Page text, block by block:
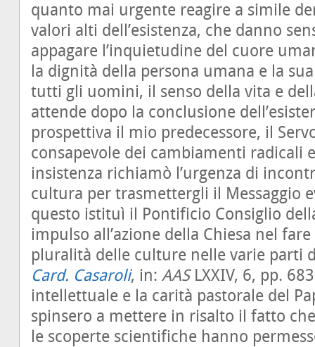
quanto mai urgente reagire a simile
valori alti dell’esistenza, che danno
appagare l’inquietudine del cuore
la dignità della persona umana e la
tutti gli uomini, il senso della vita e
attende dopo la conclusione
prospettiva il mio predecessore, il
consapevole dei cambiamenti radicali
insistenza richiamò l’urgenza di
cultura per trasmettergli il Messaggio
questo istituì il Pontificio Consiglio
impulso all’azione della Chiesa nel
pluralità delle culture nelle varie parti
Card. Casaroli, in: AASLXXIV, 6, pp.
intellettuale e la carità pastorale del
spinsero a mettere in risalto il fatto
le scoperte scientifiche hanno